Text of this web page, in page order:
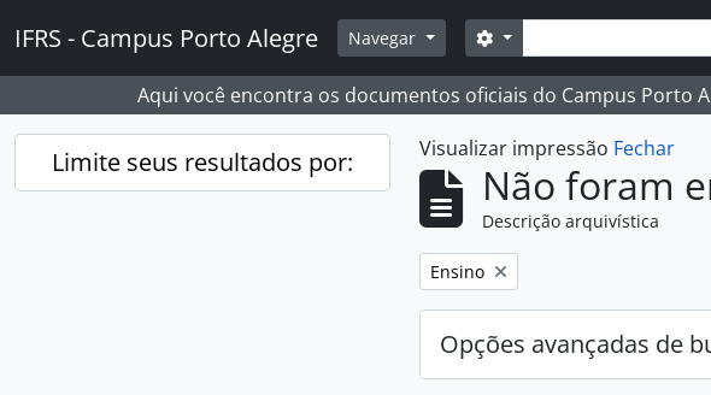
IFRS - Campus Porto Alegre Navegar Buscar
Opções de busca
Aqui você encontra os documentos oficiais do Campus Porto
Limite seus resultados por: Visualizar impressão Fechar
Não foram
Descrição arquivística
Remover filtro:
Ensino
Opções avançadas de